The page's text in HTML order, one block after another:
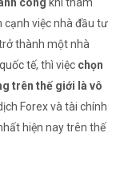
công khi tham
cạnh việc nhà đầu tư
thành một nhà
tế, thì việc chọn
trên thế giới là vô
Forex và tài chính
hiện nay trên thế